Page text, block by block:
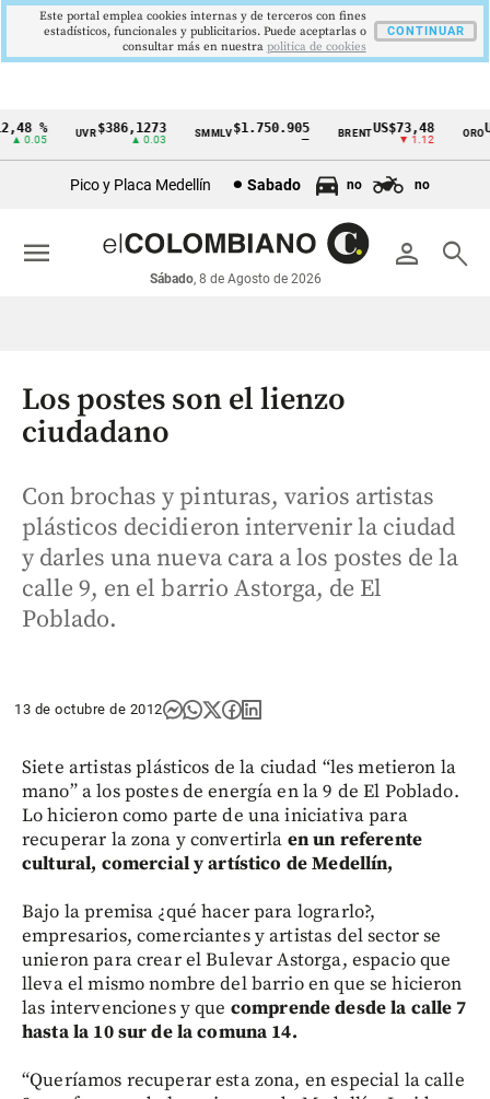
Cintillo
económicos
Colombia
%
0.05
UVR$386,1273
▲ 0.03
SMMLV$1.750.905 BRENTUS$73,48
▼ 1.12
ORO
Pico y Placa Medellín Sabado no no
person search
Sábado, 8 de Agosto de 2026
menu
Los postes son el lienzo
ciudadano
Con brochas y pinturas, varios artistas
plásticos decidieron intervenir la ciudad
y darles una nueva cara a los postes de la
calle 9, en el barrio Astorga, de El
Poblado.
13 de octubre de 2012
Siete artistas plásticos de la ciudad “les metieron la
mano” a los postes de energía en la 9 de El Poblado.
Lo hicieron como parte de una iniciativa para
recuperar la zona y convertirla en un referente
cultural, comercial y artístico de Medellín,
Bajo la premisa ¿qué hacer para lograrlo?,
empresarios, comerciantes y artistas del sector se
unieron para crear el Bulevar Astorga, espacio que
lleva el mismo nombre del barrio en que se hicieron
las intervenciones y que comprende desde la calle 7
hasta la 10 sur de la comuna 14.
“Queríamos recuperar esta zona, en especial la calle
Este portal emplea cookies internas y de terceros con fines
estadísticos, funcionales y publicitarios. Puede aceptarlas o
consultar más en nuestra politica de cookies
CONTINUAR